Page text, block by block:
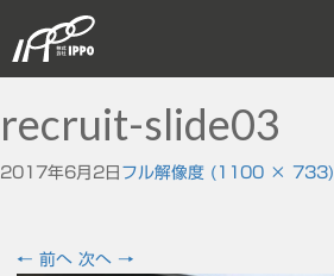
recruit-slide03
2017年6月2日 フル解像度 (1100 × 733)
← 前へ 次へ →